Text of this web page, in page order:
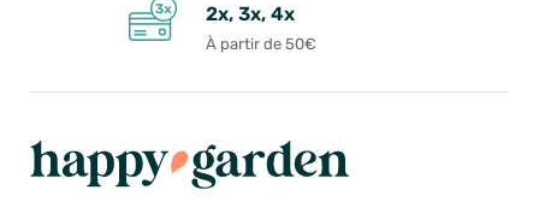
2x, 3x, 4x
À partir de 50€